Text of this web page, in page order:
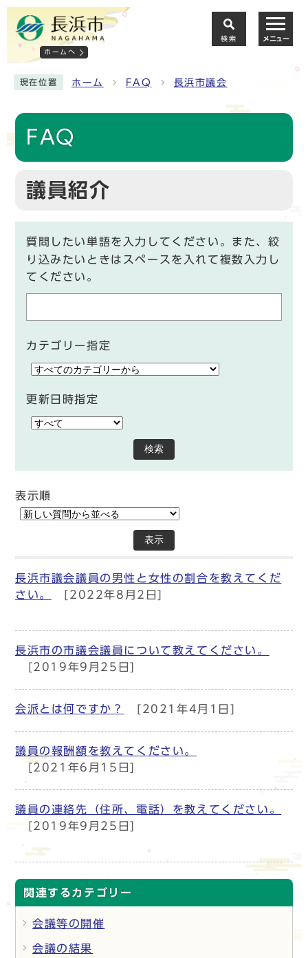
ホームへ
検索 メニュー
現在位置 ホーム FAQ 長浜市議会
FAQ
議員紹介
質問したい単語を入力してください。また、絞
り込みたいときはスペースを入れて複数入力し
てください。
カテゴリー指定
更新日時指定
検索
表示順
表示
長浜市議会議員の男性と女性の割合を教えてくだ
さい。
[2022年8月2日]
長浜市の市議会議員について教えてください。
[2019年9月25日]
会派とは何ですか？ [2021年4月1日]
議員の報酬額を教えてください。
[2021年6月15日]
議員の連絡先（住所、電話）を教えてください。
[2019年9月25日]
関連するカテゴリー
会議等の開催
会議の結果